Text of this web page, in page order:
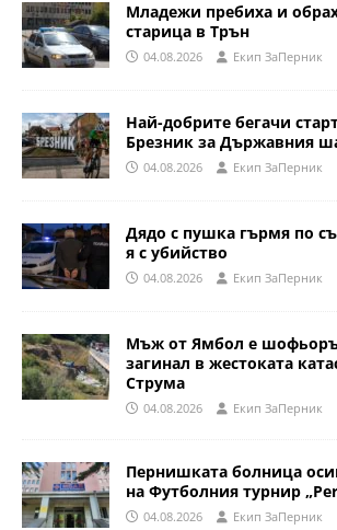
Младежи пребиха и
старица в Трън
04.08.2026 Eкип ЗаПерник
Най-добрите бегачи
Брезник за Държавния
04.08.2026 Eкип ЗаПерник
Дядо с пушка гърмя по
я с убийство
04.08.2026 Eкип ЗаПерник
Мъж от Ямбол е
загинал в жестоката
Струма
04.08.2026 Eкип ЗаПерник
Пернишката болница
на Футболния турнир
04.08.2026 Eкип ЗаПерник